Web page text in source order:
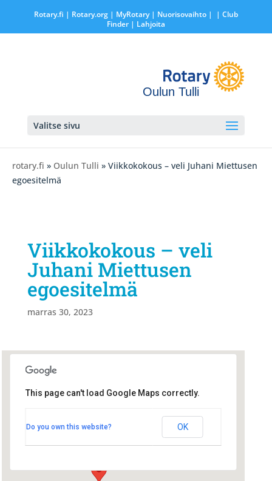
Rotary.fi | Rotary.org| MyRotary | Nuorisovaihto|
| Club
Finder| Lahjoita
Oulun Tulli
Valitse sivu
rotary.fi » Oulun Tulli » Viikkokokous – veli Juhani Miettusen
egoesitelmä
Viikkokokous – veli
Juhani Miettusen
egoesitelmä
marras 30, 2023
Hallituskatu 1 - Oulu
This page can't load Google Maps correctly.
Do you own this website? OK